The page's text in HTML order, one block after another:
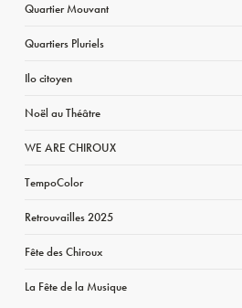
Quartier Mouvant
Quartiers Pluriels
Ilo citoyen
Noël au Théâtre
WE ARE CHIROUX
TempoColor
Retrouvailles 2025
Fête des Chiroux
La Fête de la Musique